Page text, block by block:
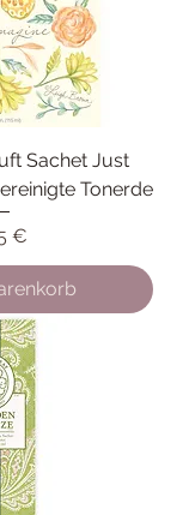
Sachet Just
Tonerde
€